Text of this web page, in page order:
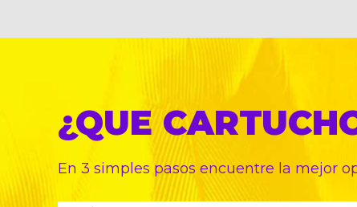
¿QUE
En 3 simples pasos encuentre la mejor